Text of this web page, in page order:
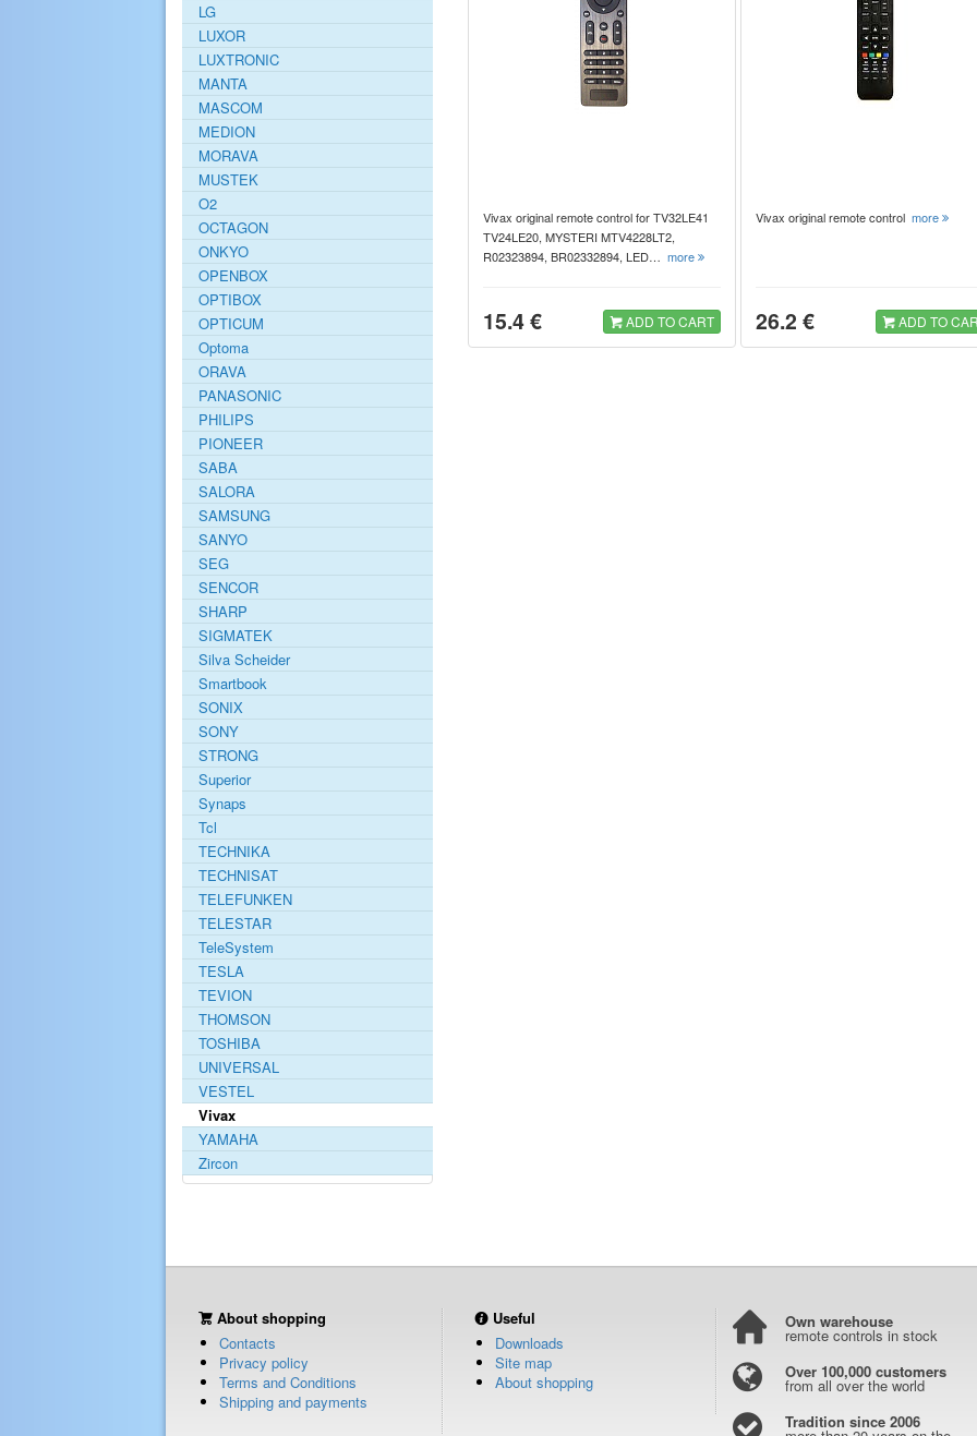
Vivax original remote control for TV32LE41
TV24LE20, MYSTERI MTV4228LT2,
R02323894, BR02332894, LED… more
15.4 € ADD TO CART
Vivax original remote control more
26.2 € ADD TO
LG
LUXOR
LUXTRONIC
MANTA
MASCOM
MEDION
MORAVA
MUSTEK
O2
OCTAGON
ONKYO
OPENBOX
OPTIBOX
OPTICUM
Optoma
ORAVA
PANASONIC
PHILIPS
PIONEER
SABA
SALORA
SAMSUNG
SANYO
SEG
SENCOR
SHARP
SIGMATEK
Silva Scheider
Smartbook
SONIX
SONY
STRONG
Superior
Synaps
Tcl
TECHNIKA
TECHNISAT
TELEFUNKEN
TELESTAR
TeleSystem
TESLA
TEVION
THOMSON
TOSHIBA
UNIVERSAL
VESTEL
Vivax
YAMAHA
Zircon
About shopping
Contacts
Privacy policy
Terms and Conditions
Shipping and payments
Useful
Downloads
Site map
About shopping
Own warehouse
remote controls in stock
Over 100,000 customers
from all over the world
Tradition since 2006